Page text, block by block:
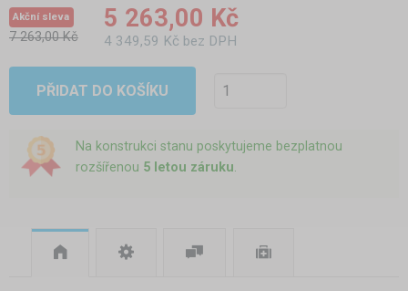
Akční sleva
7 263,00 Kč
5 263,00 Kč
4 349,59 Kč bez DPH
PŘIDAT DO KOŠÍKU
Na konstrukci stanu poskytujeme bezplatnou
rozšířenou 5 letou záruku.